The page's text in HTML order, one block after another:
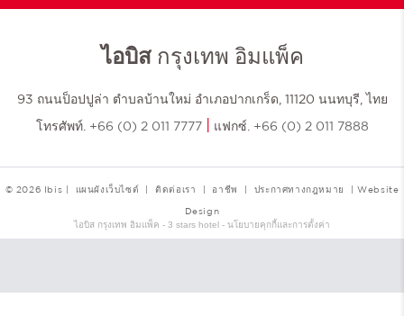
ไอบิสกรุงเทพ อิมแพ็ค
93 ถนนป็อปปูล่า ตำบลบ้านใหม่ อำเภอปากเกร็ด, 11120 นนทบุรี, ไทย
โทรศัพท์. +66 (0) 2 011 7777 แฟกซ์. +66 (0) 2 011 7888
© 2026 Ibis | แผนผังเว็บไซต์ |ติดต่อเรา | อาชีพ | ประกาศทางกฎหมาย |Website
Design
ไอบิส กรุงเทพ อิมแพ็ค - 3 stars hotel - นโยบายคุกกี้และการตั้งค่า